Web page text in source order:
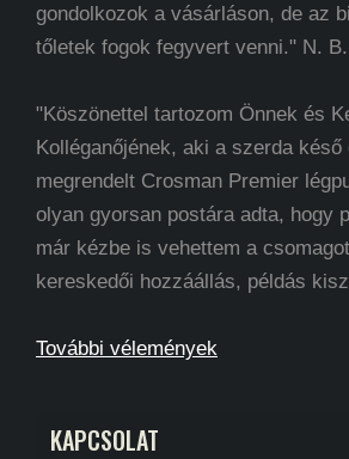
gondolkozok a vásárláson, de az
tőletek fogok fegyvert venni." N. B.
"Köszönettel tartozom Önnek és
Kolléganőjének, aki a szerda késő
megrendelt Crosman Premier
olyan gyorsan postára adta, hogy
már kézbe is vehettem a
kereskedői hozzáállás, példás
További vélemények
KAPCSOLAT